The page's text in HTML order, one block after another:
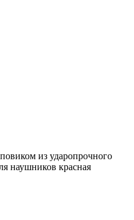
из ударопрочного
наушников красная